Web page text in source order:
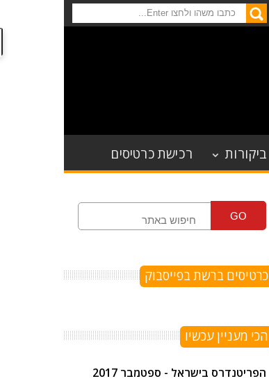
ביקורות רכישת כרטיסים
GO
כרטיסים ברשת בפייסבוק
הכי מעניין עכשיו
הפריטנדרס בישראל - ספטמבר 2017